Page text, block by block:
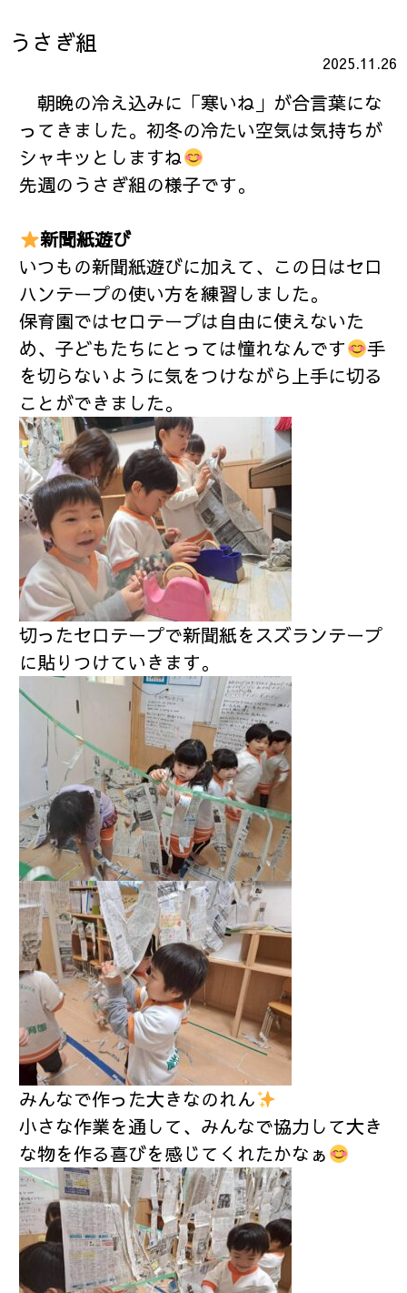
うさぎ組
2025.11.26
朝晩の冷え込みに「寒いね」が合言葉にな
ってきました。初冬の冷たい空気は気持ちが
シャキッとしますね
先週のうさぎ組の様子です。
新聞紙遊び
いつもの新聞紙遊びに加えて、この日はセロ
ハンテープの使い方を練習しました。
保育園ではセロテープは自由に使えないた
め、子どもたちにとっては憧れなんです
手
を切らないように気をつけながら上手に切る
ことができました。
切ったセロテープで新聞紙をスズランテープ
に貼りつけていきます。
みんなで作った大きなのれん
小さな作業を通して、みんなで協力して大き
な物を作る喜びを感じてくれたかなぁ